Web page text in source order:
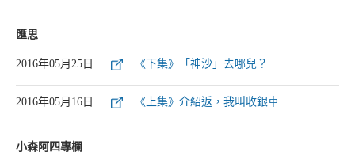
匯思
2016年05月25日 《下集》「神沙」去哪兒？
2016年05月16日 《上集》介紹返，我叫收銀車
小森阿四專欄